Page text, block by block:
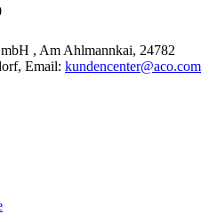
, Am Ahlmannkai, 24782
Email: kundencenter@aco.com